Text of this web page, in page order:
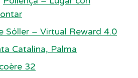
Sóller – Virtual Reward 4.0
Catalina, Palma
32